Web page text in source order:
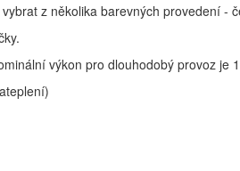
z několika barevných provedení
výkon pro dlouhodobý provoz je